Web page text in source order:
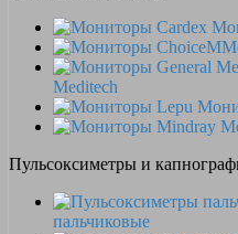
Meditech
Пульсоксиметры и
пальчиковые